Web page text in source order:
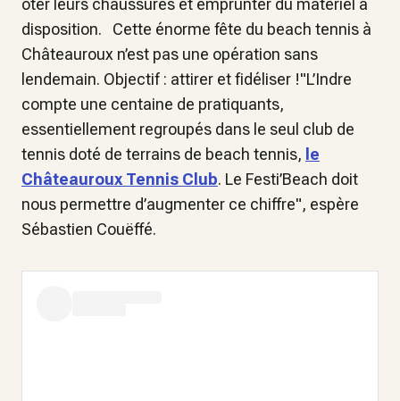
ôter leurs chaussures et emprunter du matériel à
disposition. Cette énorme fête du beach tennis à
Châteauroux n’est pas une opération sans
lendemain. Objectif : attirer et fidéliser !"L’Indre
compte une centaine de pratiquants,
essentiellement regroupés dans le seul club de
tennis doté de terrains de beach tennis, le
Châteauroux Tennis Club. Le Festi’Beach doit
nous permettre d’augmenter ce chiffre", espère
Sébastien Couëffé.